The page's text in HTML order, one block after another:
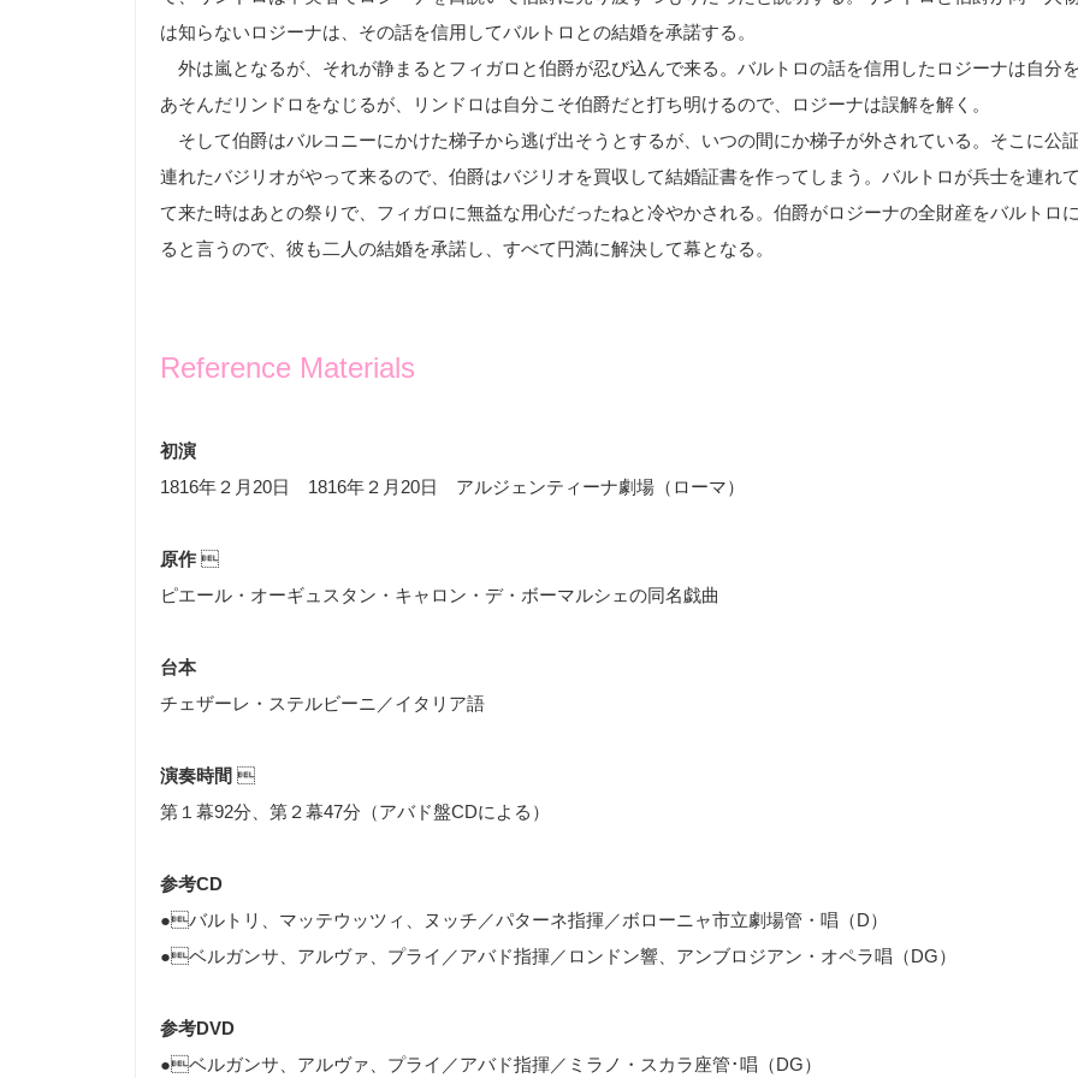
は知らないロジーナは、その話を信用してバルトロとの結婚を承諾する。
外は嵐となるが、それが静まるとフィガロと伯爵が忍び込んで来る。バルトロの話を信用したロジーナは自分
あそんだリンドロをなじるが、リンドロは自分こそ伯爵だと打ち明けるので、ロジーナは誤解を解く。
そして伯爵はバルコニーにかけた梯子から逃げ出そうとするが、いつの間にか梯子が外されている。そこに公
連れたバジリオがやって来るので、伯爵はバジリオを買収して結婚証書を作ってしまう。バルトロが兵士を連れ
て来た時はあとの祭りで、フィガロに無益な用心だったねと冷やかされる。伯爵がロジーナの全財産をバルトロ
ると言うので、彼も二人の結婚を承諾し、すべて円満に解決して幕となる。
Reference Materials
初演
1816年２月20日 1816年２月20日 アルジェンティーナ劇場（ローマ）
原作 
ピエール・オーギュスタン・キャロン・デ・ボーマルシェの同名戯曲
台本
チェザーレ・ステルビーニ／イタリア語
演奏時間 
第１幕92分、第２幕47分（アバド盤CDによる）
参考CD
●バルトリ、マッテウッツィ、ヌッチ／パターネ指揮／ボローニャ市立劇場管・唱（D）
●ベルガンサ、アルヴァ、プライ／アバド指揮／ロンドン響、アンブロジアン・オペラ唱（DG）
参考DVD
●ベルガンサ、アルヴァ、プライ／アバド指揮／ミラノ・スカラ座管･唱（DG）